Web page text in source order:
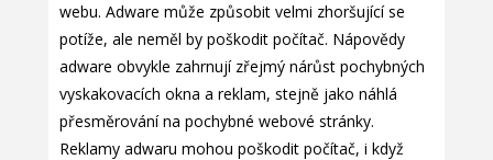
webu. Adware může způsobit velmi zhoršující se
potíže, ale neměl by poškodit počítač. Nápovědy
adware obvykle zahrnují zřejmý nárůst pochybných
vyskakovacích okna a reklam, stejně jako náhlá
přesměrování na pochybné webové stránky.
Reklamy adwaru mohou poškodit počítač, i když